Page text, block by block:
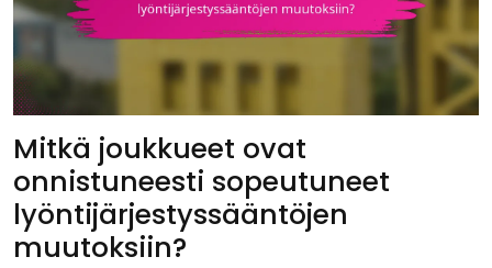
Mitkä joukkueet ovat
onnistuneesti sopeutuneet
lyöntijärjestyssääntöjen
muutoksiin?